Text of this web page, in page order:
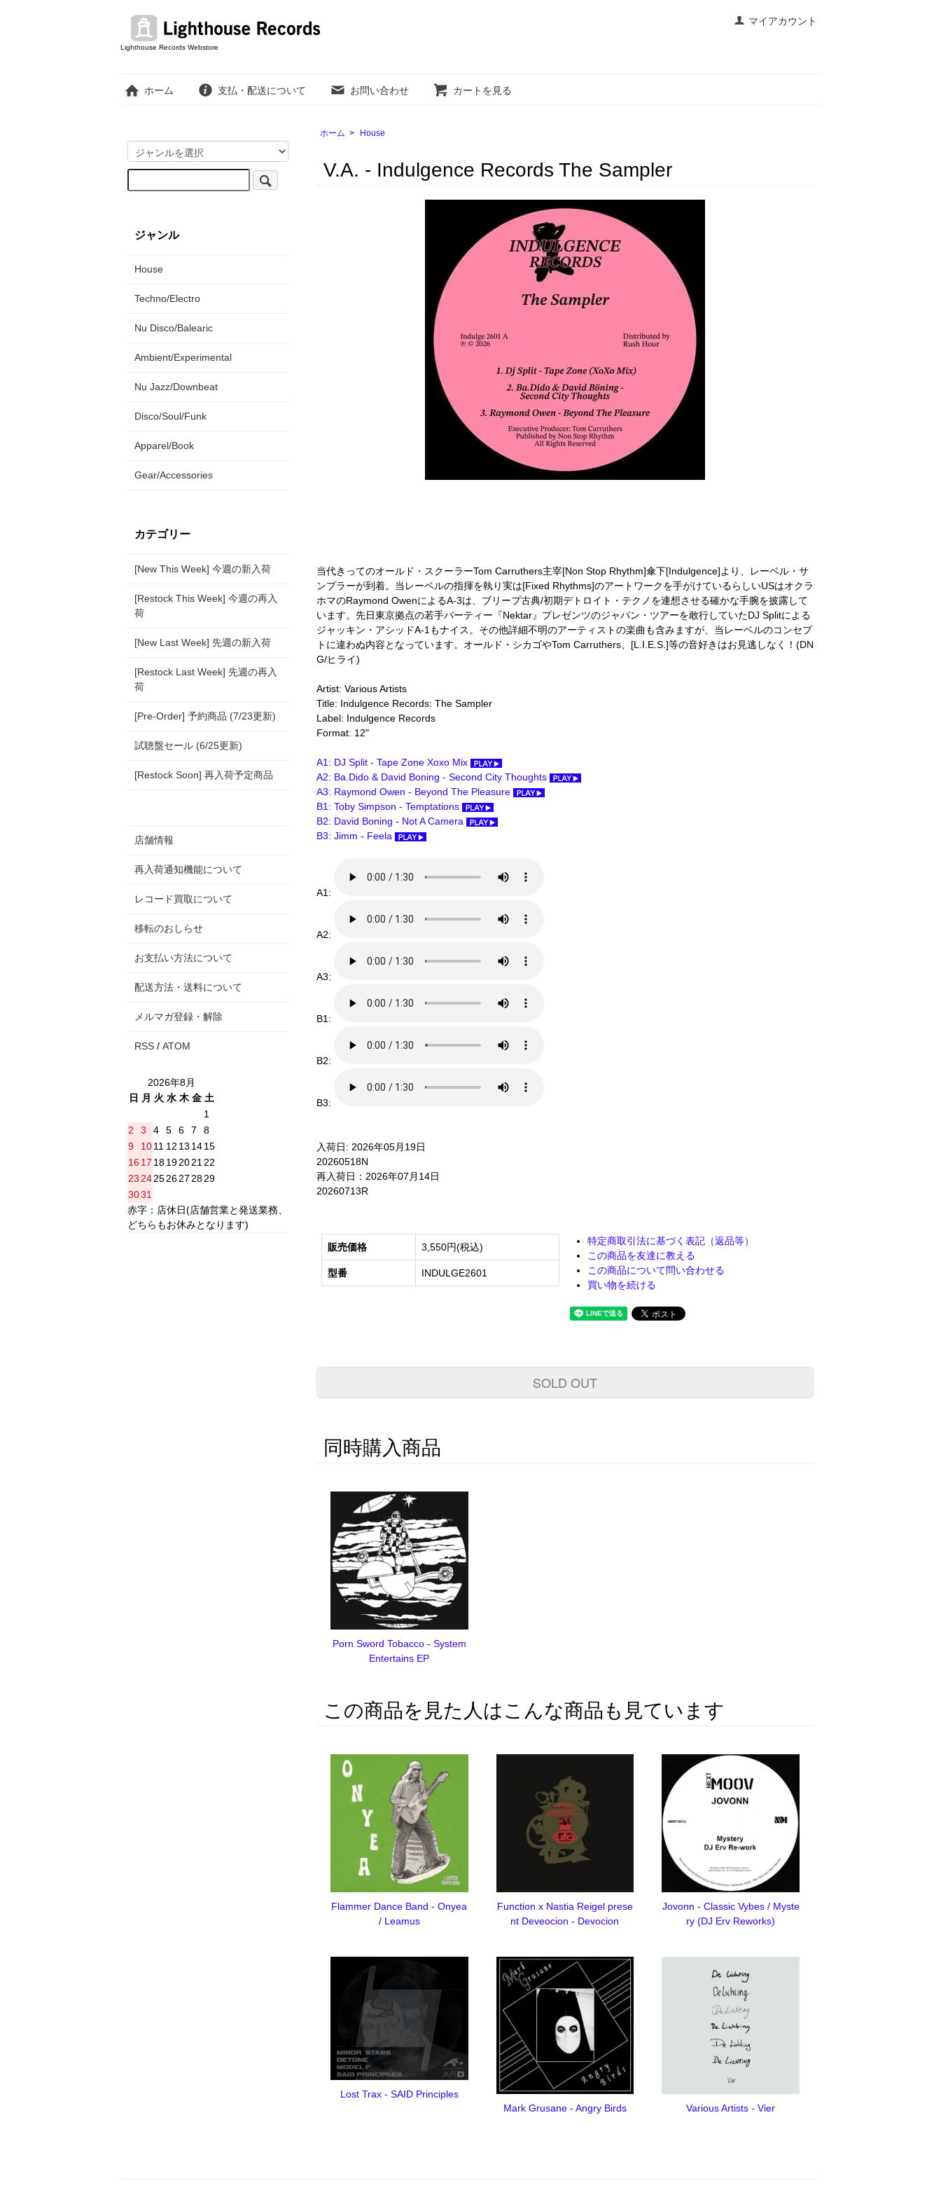
マイアカウント
Lighthouse Records Webstore
ホーム 支払・配送について お問い合わせ カートを見る
ホーム > House
V.A. - Indulgence Records The Sampler
当代きってのオールド・スクーラーTom Carruthers主宰[Non Stop Rhythm]傘下[Indulgence]より、レーベル・サ
ンプラーが到着。当レーベルの指揮を執り実は[Fixed Rhythms]のアートワークを手がけているらしいUSはオクラ
ホマのRaymond OwenによるA-3は、ブリープ古典/初期デトロイト・テクノを連想させる確かな手腕を披露して
います。先日東京拠点の若手パーティー『Nektar』プレゼンツのジャパン・ツアーを敢行していたDJ Splitによる
ジャッキン・アシッドA-1もナイス。その他詳細不明のアーティストの楽曲も含みますが、当レーベルのコンセプ
トに違わぬ内容となっています。オールド・シカゴやTom Carruthers、[L.I.E.S.]等の音好きはお見逃しなく！(DN
G/ヒライ)
Artist: Various Artists
Title: Indulgence Records: The Sampler
Label: Indulgence Records
Format: 12"
A1: DJ Split - Tape Zone Xoxo Mix
A2: Ba.Dido & David Boning - Second City Thoughts
A3: Raymond Owen - Beyond The Pleasure
B1: Toby Simpson - Temptations
B2: David Boning - Not A Camera
B3: Jimm - Feela
A1:
A2:
A3:
B1:
B2:
B3:
入荷日: 2026年05月19日
20260518N
再入荷日：2026年07月14日
20260713R
販売価格 3,550円(税込)
型番 INDULGE2601
特定商取引法に基づく表記（返品等）
この商品を友達に教える
この商品について問い合わせる
買い物を続ける
SOLD OUT
同時購入商品
Porn Sword Tobacco - System
Entertains EP
この商品を見た人はこんな商品も見ています
Flammer Dance Band - Onyea
/ Leamus
Function x Nastia Reigel prese
nt Deveocion - Devocion
Jovonn - Classic Vybes / Myste
ry (DJ Erv Reworks)
Lost Trax - SAID Principles
Mark Grusane - Angry Birds
Various Artists - Vier
ジャンル
House
Techno/Electro
Nu Disco/Balearic
Ambient/Experimental
Nu Jazz/Downbeat
Disco/Soul/Funk
Apparel/Book
Gear/Accessories
カテゴリー
[New This Week] 今週の新入荷
[Restock This Week] 今週の再入
荷
[New Last Week] 先週の新入荷
[Restock Last Week] 先週の再入
荷
[Pre-Order] 予約商品 (7/23更新)
試聴盤セール (6/25更新)
[Restock Soon] 再入荷予定商品
店舗情報
再入荷通知機能について
レコード買取について
移転のおしらせ
お支払い方法について
配送方法・送料について
メルマガ登録・解除
RSS / ATOM
2026年8月
日
月 火 水 木 金 土
1
2
3 4 5 6 7
8
9
1011 12 13 1415
16 17 18192021 22
23 24252627 2829
3031
赤字：店休日(店舗営業と発送業務、
どちらもお休みとなります)